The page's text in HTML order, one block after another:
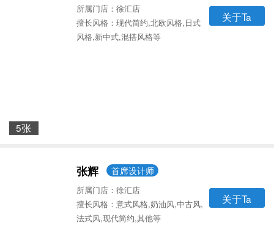
所属门店：徐汇店
擅长风格：现代简约,北欧风格,日式
风格,新中式,混搭风格等
关于Ta
5张
张辉 首席设计师
所属门店：徐汇店
擅长风格：意式风格,奶油风,中古风,
法式风,现代简约,其他等
关于Ta